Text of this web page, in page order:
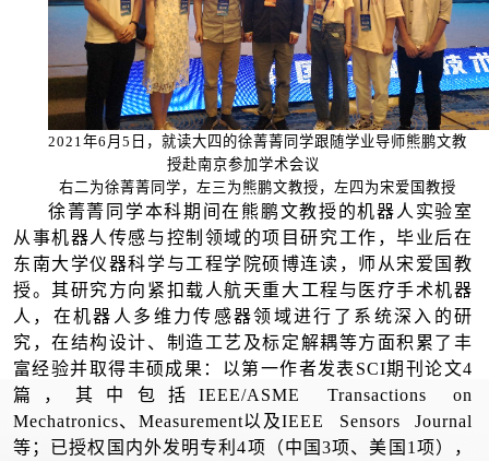
2021年6 月 5 日，就读大四的徐菁菁同学跟随学业导师熊鹏文教
授赴南京参加学术会议
右二为徐菁菁同学，左三为熊鹏文教授，左四为宋爱国教授
徐菁菁同学本科期间在熊鹏文教授的机器人实验室
从事机器人传感与控制领域的项目研究工作，毕业后在
东南大学仪器科学与工程学院硕博连读，师从宋爱国教
授。其研究方向 紧扣载人航天重大工程与医疗手术机器
人，在机器人多维力传感器领域进行了系统深入的研
究 ，在结构设计、制造工艺及标定解耦等方面积累了丰
富经验并取得丰硕成果：以第一作者发表 SCI期刊论文4
篇，其中包括IEEE/ASME Transactions on
Mechatronics、 Measurement以及IEEE Sensors Journal
等；已授权国内外发明专利4项（中国3项、美国 1 项），